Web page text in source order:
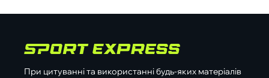
При цитуванні та використанні будь-яких матеріалів